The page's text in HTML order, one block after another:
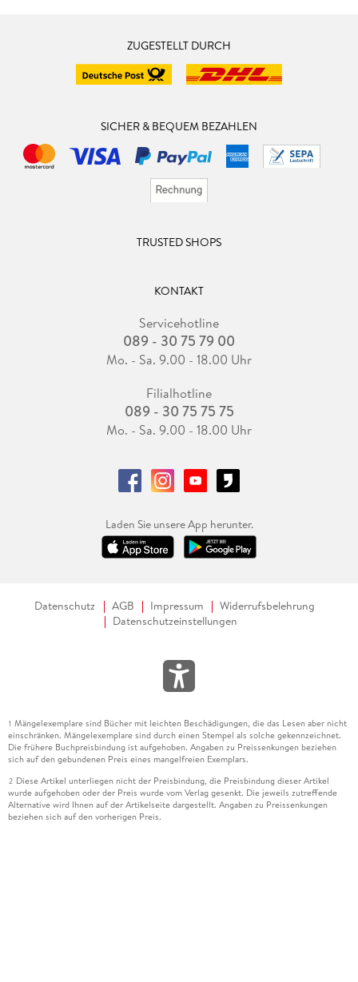
ZUGESTELLT DURCH
SICHER & BEQUEM BEZAHLEN
TRUSTED SHOPS
KONTAKT
Servicehotline
089 - 30 75 79 00
Mo. - Sa. 9.00 - 18.00 Uhr
Filialhotline
089 - 30 75 75 75
Mo. - Sa. 9.00 - 18.00 Uhr
Laden Sie unsere App herunter.
Datenschutz AGB Impressum
Widerrufsbelehrung
Datenschutzeinstellungen
1 Mängelexemplare sind Bücher mit leichten Beschädigungen, die das Lesen aber nicht
einschränken. Mängelexemplare sind durch einen Stempel als solche gekennzeichnet.
Die frühere Buchpreisbindung ist aufgehoben. Angaben zu Preissenkungen beziehen
sich auf den gebundenen Preis eines mangelfreien Exemplars.
2 Diese Artikel unterliegen nicht der Preisbindung, die Preisbindung dieser Artikel
wurde aufgehoben oder der Preis wurde vom Verlag gesenkt. Die jeweils zutreffende
Alternative wird Ihnen auf der Artikelseite dargestellt. Angaben zu Preissenkungen
beziehen sich auf den vorherigen Preis.